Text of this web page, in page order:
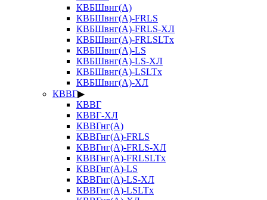
КВБШвнг(А)
КВБШвнг(А)-FRLS
КВБШвнг(А)-FRLS-ХЛ
КВБШвнг(А)-FRLSLTx
КВБШвнг(А)-LS
КВБШвнг(А)-LS-ХЛ
КВБШвнг(А)-LSLTx
КВБШвнг(А)-ХЛ
КВВГ▶
КВВГ
КВВГ-ХЛ
КВВГнг(А)
КВВГнг(А)-FRLS
КВВГнг(А)-FRLS-ХЛ
КВВГнг(А)-FRLSLTx
КВВГнг(А)-LS
КВВГнг(А)-LS-ХЛ
КВВГнг(А)-LSLTx